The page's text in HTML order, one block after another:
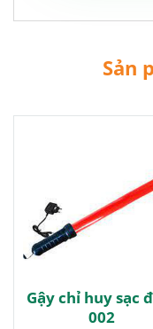
Sản
Gậy chỉ huy sạc
002